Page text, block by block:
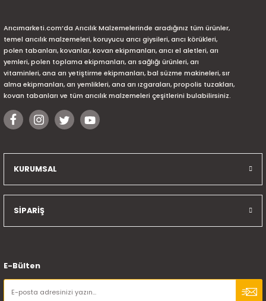
Arıcımarketi.com’da Arıcılık Malzemelerinde aradığınız tüm ürünler,
temel arıcılık malzemeleri, koruyucu arıcı giysileri, arıcı körükleri,
polen tabanları, kovanlar, kovan ekipmanları, arıcı el aletleri, arı
yemleri, polen toplama ekipmanları, arı sağlığı ürünleri, arı
vitaminleri, ana arı yetiştirme ekipmanları, bal süzme makineleri, sır
alma ekipmanları, arı yemlikleri, ana arı ızgaraları, propolis tuzakları,
kovan tabanları ve tüm arıcılık malzemeleri çeşitlerini bulabilirsiniz.
KURUMSAL
SİPARİŞ
E-Bülten